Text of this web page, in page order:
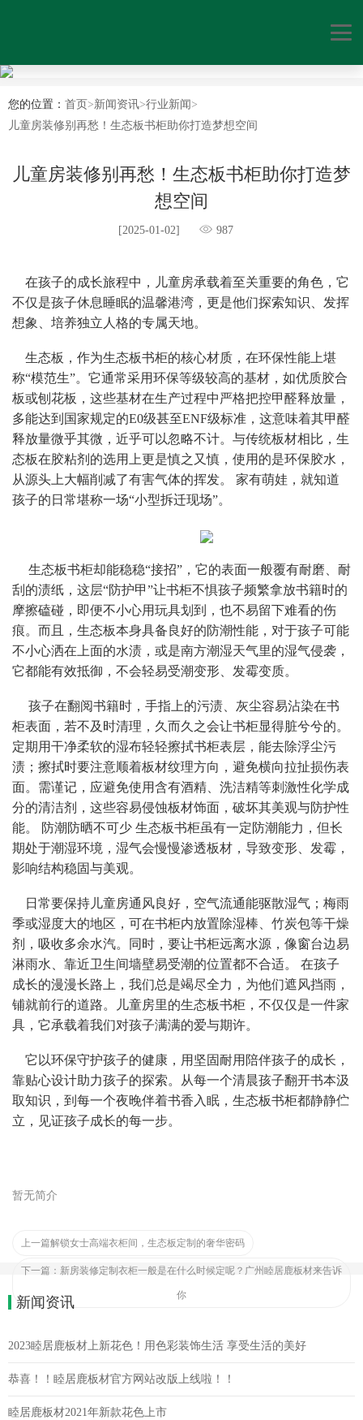
您的位置： 首页 >新闻资讯>行业新闻>
儿童房装修别再愁！生态板书柜助你打造梦想空间
儿童房装修别再愁！生态板书柜助你打造梦
想空间
[2025-01-02] 987
在孩子的成长旅程中，儿童房承载着至关重要的角色，它
不仅是孩子休息睡眠的温馨港湾，更是他们探索知识、发挥
想象、培养独立人格的专属天地。
生态板，作为生态板书柜的核心材质，在环保性能上堪
称“模范生”。它通常采用环保等级较高的基材，如优质胶合
板或刨花板，这些基材在生产过程中严格把控甲醛释放量，
多能达到国家规定的E0级甚至ENF级标准，这意味着其甲醛
释放量微乎其微，近乎可以忽略不计。与传统板材相比，生
态板在胶粘剂的选用上更是慎之又慎，使用的是环保胶水，
从源头上大幅削减了有害气体的挥发。 家有萌娃，就知道
孩子的日常堪称一场“小型拆迁现场”。
生态板书柜却能稳稳“接招”，它的表面一般覆有耐磨、耐
刮的渍纸，这层“防护甲”让书柜不惧孩子频繁拿放书籍时的
摩擦磕碰，即便不小心用玩具划到，也不易留下难看的伤
痕。而且，生态板本身具备良好的防潮性能，对于孩子可能
不小心洒在上面的水渍，或是南方潮湿天气里的湿气侵袭，
它都能有效抵御，不会轻易受潮变形、发霉变质。
孩子在翻阅书籍时，手指上的污渍、灰尘容易沾染在书
柜表面，若不及时清理，久而久之会让书柜显得脏兮兮的。
定期用干净柔软的湿布轻轻擦拭书柜表层，能去除浮尘污
渍；擦拭时要注意顺着板材纹理方向，避免横向拉扯损伤表
面。需谨记，应避免使用含有酒精、洗洁精等刺激性化学成
分的清洁剂，这些容易侵蚀板材饰面，破坏其美观与防护性
能。 防潮防晒不可少 生态板书柜虽有一定防潮能力，但长
期处于潮湿环境，湿气会慢慢渗透板材，导致变形、发霉，
影响结构稳固与美观。
日常要保持儿童房通风良好，空气流通能驱散湿气；梅雨
季或湿度大的地区，可在书柜内放置除湿棒、竹炭包等干燥
剂，吸收多余水汽。同时，要让书柜远离水源，像窗台边易
淋雨水、靠近卫生间墙壁易受潮的位置都不合适。 在孩子
成长的漫漫长路上，我们总是竭尽全力，为他们遮风挡雨，
铺就前行的道路。儿童房里的生态板书柜，不仅仅是一件家
具，它承载着我们对孩子满满的爱与期许。
它以环保守护孩子的健康，用坚固耐用陪伴孩子的成长，
靠贴心设计助力孩子的探索。从每一个清晨孩子翻开书本汲
取知识，到每一个夜晚伴着书香入眠，生态板书柜都静静伫
立，见证孩子成长的每一步。
暂无简介
上一篇解锁女士高端衣柜间，生态板定制的奢华密码
下一篇： 新房装修定制衣柜一般是在什么时候定呢？广州睦居鹿板材来告诉
你
新闻资讯
2023睦居鹿板材上新花色！用色彩装饰生活 享受生活的美好
恭喜！！睦居鹿板材官方网站改版上线啦！！
睦居鹿板材2021年新款花色上市